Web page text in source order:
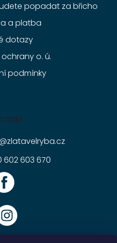
popadat za břicho
a platba
dotazy
o. ú.
podmínky
zlatavelryba.cz
602 603 670